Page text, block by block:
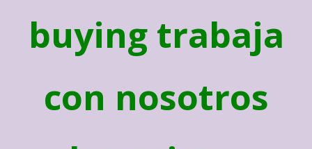
buying trabaja
con nosotros